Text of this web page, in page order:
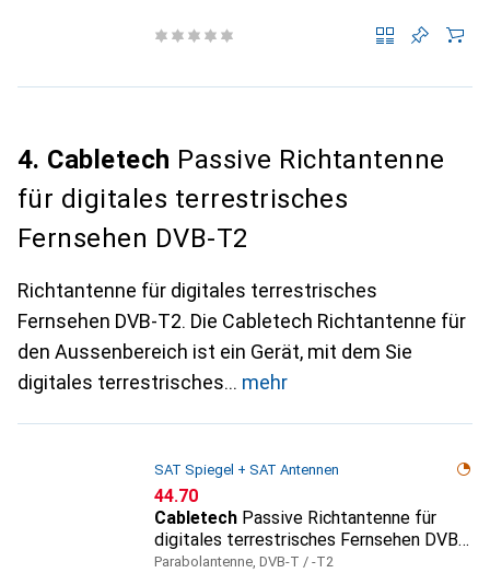
4. Cabletech Passive Richtantenne
für digitales terrestrisches
Fernsehen DVB-T2
Richtantenne für digitales terrestrisches
Fernsehen DVB-T2. Die Cabletech Richtantenne für
den Aussenbereich ist ein Gerät, mit dem Sie
digitales terrestrisches
mehr
SAT Spiegel + SAT Antennen
CHF
44.70
Cabletech Passive Richtantenne für
digitales terrestrisches Fernsehen DVB-
T2
Parabolantenne, DVB-T / -T2